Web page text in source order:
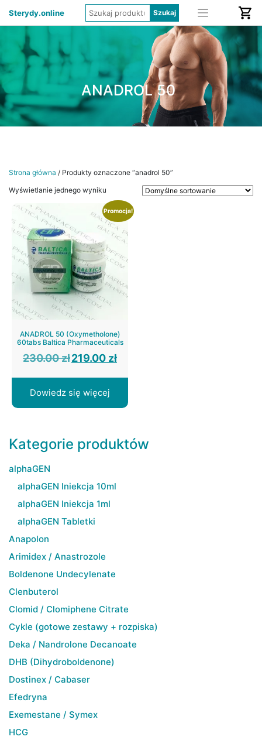
Sterydy.online
ANADROL 50
Strona główna / Produkty oznaczone “anadrol 50”
Wyświetlanie jednego wyniku
Promocja!
ANADROL 50 (Oxymetholone)
60tabs Baltica Pharmaceuticals
230.00zł Pierwotna
cena
230.00 zł.
219.00 złcena
219.00 zł.
Dowiedz się więcej
Kategorie produktów
alphaGEN
alphaGEN Iniekcja 10ml
alphaGEN Iniekcja 1ml
alphaGEN Tabletki
Anapolon
Arimidex / Anastrozole
Boldenone Undecylenate
Clenbuterol
Clomid / Clomiphene Citrate
Cykle (gotowe zestawy + rozpiska)
Deka / Nandrolone Decanoate
DHB (Dihydroboldenone)
Dostinex / Cabaser
Efedryna
Exemestane / Symex
HCG